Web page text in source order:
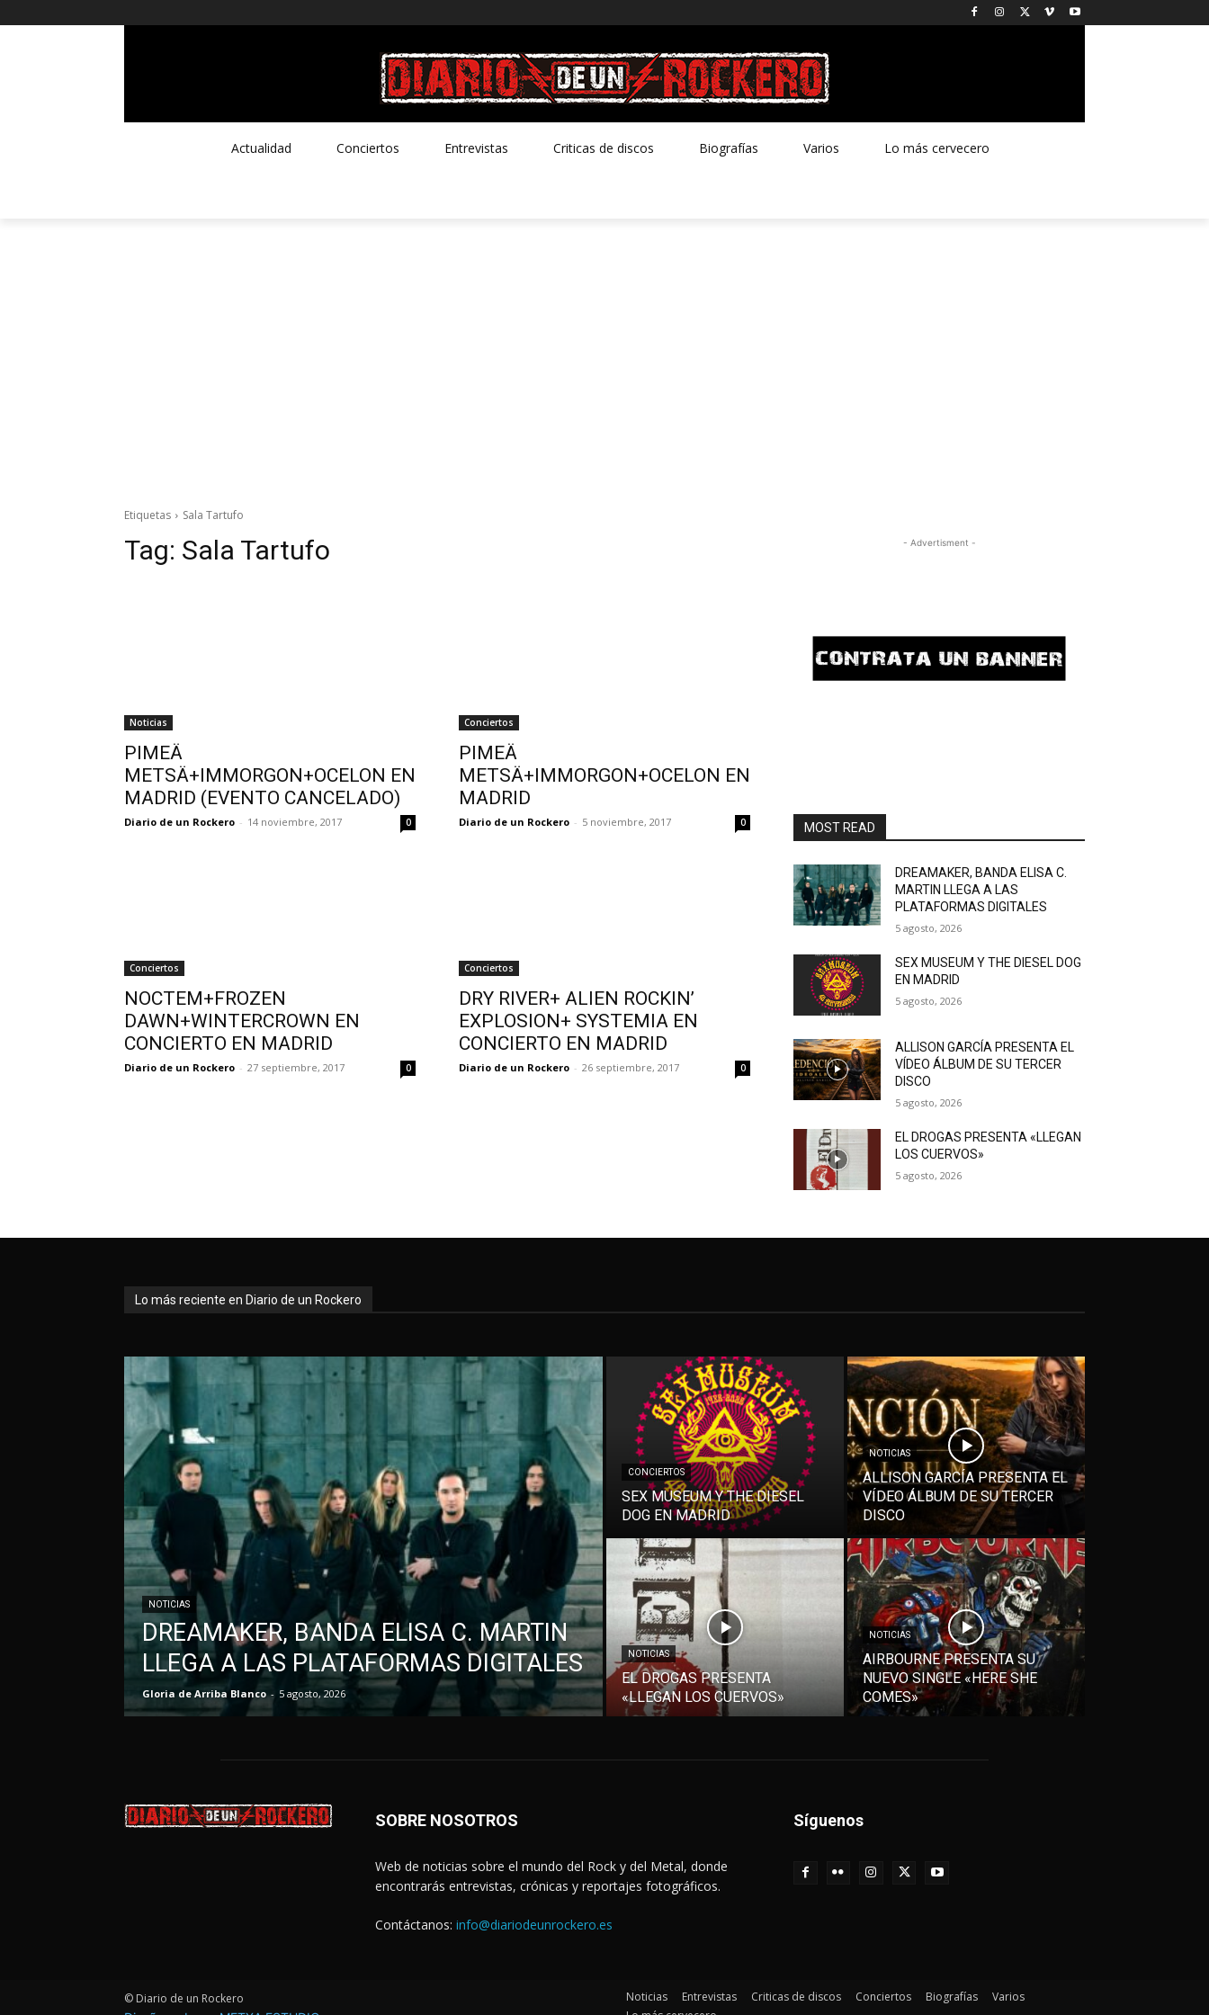
Actualidad Conciertos Entrevistas Criticas de discos Biografías Varios Lo más cervecero
Etiquetas Sala Tartufo
Tag: Sala Tartufo
Noticias
PIMEÄ
METSÄ+IMMORGON+OCELON EN
MADRID (EVENTO CANCELADO)
Diario de un Rockero - 14 noviembre, 2017 0
Conciertos
PIMEÄ
METSÄ+IMMORGON+OCELON EN
MADRID
Diario de un Rockero - 5 noviembre, 2017 0
Conciertos
NOCTEM+FROZEN
DAWN+WINTERCROWN EN
CONCIERTO EN MADRID
Diario de un Rockero - 27 septiembre, 2017 0
Conciertos
DRY RIVER+ ALIEN ROCKIN’
EXPLOSION+ SYSTEMIA EN
CONCIERTO EN MADRID
Diario de un Rockero - 26 septiembre, 2017 0
- Advertisment -
MOST READ
DREAMAKER, BANDA ELISA C.
MARTIN LLEGA A LAS
PLATAFORMAS DIGITALES
5 agosto, 2026
SEX MUSEUM Y THE DIESEL DOG
EN MADRID
5 agosto, 2026
ALLISON GARCÍA PRESENTA EL
VÍDEO ÁLBUM DE SU TERCER
DISCO
5 agosto, 2026
EL DROGAS PRESENTA «LLEGAN
LOS CUERVOS»
5 agosto, 2026
Lo más reciente en Diario de un Rockero
NOTICIAS
DREAMAKER, BANDA ELISA C. MARTIN
LLEGA A LAS PLATAFORMAS DIGITALES
Gloria de Arriba Blanco - 5 agosto, 2026
CONCIERTOS
SEX MUSEUM Y THE DIESEL
DOG EN MADRID
NOTICIAS
ALLISON GARCÍA PRESENTA EL
VÍDEO ÁLBUM DE SU TERCER
DISCO
NOTICIAS
EL DROGAS PRESENTA
«LLEGAN LOS CUERVOS»
NOTICIAS
AIRBOURNE PRESENTA SU
NUEVO SINGLE «HERE SHE
COMES»
SOBRE NOSOTROS
Web de noticias sobre el mundo del Rock y del Metal, donde
encontrarás entrevistas, crónicas y reportajes fotográficos.
Contáctanos: info@diariodeunrockero.es
Síguenos
© Diario de un Rockero
Noticias Entrevistas Criticas de discos Conciertos Biografías
Varios